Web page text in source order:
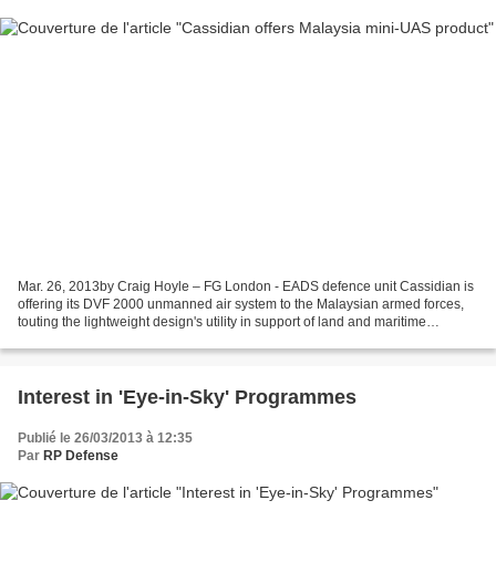
Mar. 26, 2013by Craig Hoyle – FG London - EADS defence unit Cassidian is
offering its DVF 2000 unmanned air system to the Malaysian armed forces,
touting the lightweight design's utility in support of land and maritime
Interest in 'Eye-in-Sky' Programmes
Publié le 26/03/2013 à 12:35
Par RP Defense